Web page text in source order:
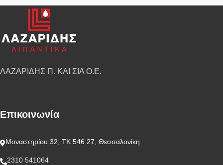
ΛΑΖΑΡΙΔΗΣ Π. ΚΑΙ ΣΙΑ Ο.Ε.
Επικοινωνία
Μοναστηρίου 32, ΤΚ 546 27, Θεσσαλονίκη
2310 541064